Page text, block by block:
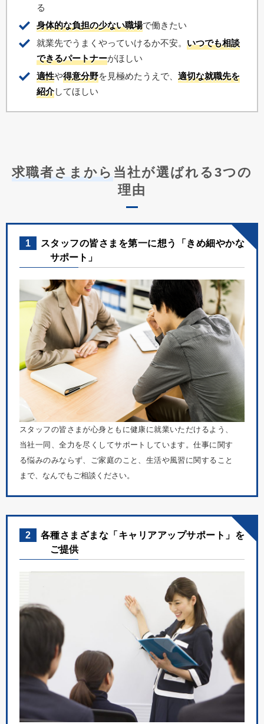
る
身体的な負担の少ない職場で働きたい
就業先でうまくやっていけるか不安。 いつでも相談
できるパートナーがほしい
適性や得意分野を見極めたうえで、 適切な就職先を
紹介してほしい
求職者さまから 当社が選ばれる3つの
理由
1
スタッフの皆さまを第一に想う「きめ細やかな
サポート」
スタッフの皆さまが心身ともに健康に就業いただけるよう、
当社一同、全力を尽くしてサポートしています。仕事に関す
る悩みのみならず、ご家庭のこと、生活や風習に関すること
まで、なんでもご相談ください。
2
各種さまざまな「キャリアアップサポート」を
ご提供